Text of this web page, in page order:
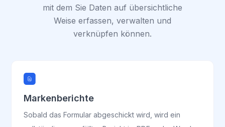
mit dem Sie Daten auf übersichtliche
Weise erfassen, verwalten und
verknüpfen können.
Markenberichte
Sobald das Formular abgeschickt wird, wird ein